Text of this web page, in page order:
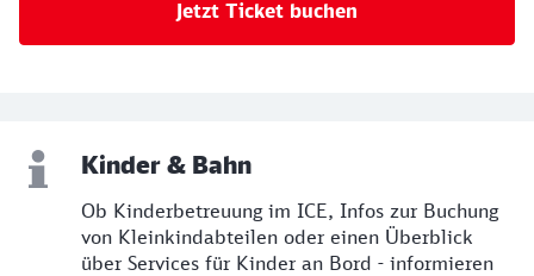
Jetzt Ticket buchen
Kinder & Bahn
Ob Kinderbetreuung im ICE, Infos zur Buchung
von Kleinkindabteilen oder einen Überblick
über Services für Kinder an Bord - informieren